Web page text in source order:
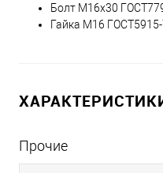
Болт М16х30
Гайка М16
Прочие